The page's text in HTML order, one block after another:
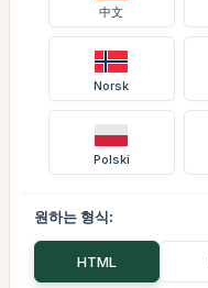
中文
Norsk
Polski
원하는 형식:
HTML